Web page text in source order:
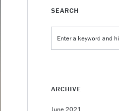
SEARCH
ARCHIVE